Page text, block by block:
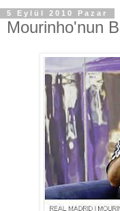
5 Eylül 2010 Pazar
Mourinho'nun